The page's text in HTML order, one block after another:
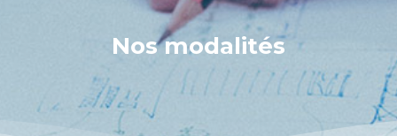
Nos modalités